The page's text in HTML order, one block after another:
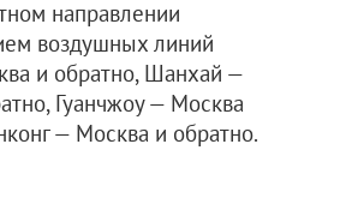
направлении
воздушных линий
и обратно, Шанхай —
Гуанчжоу — Москва
— Москва и обратно.